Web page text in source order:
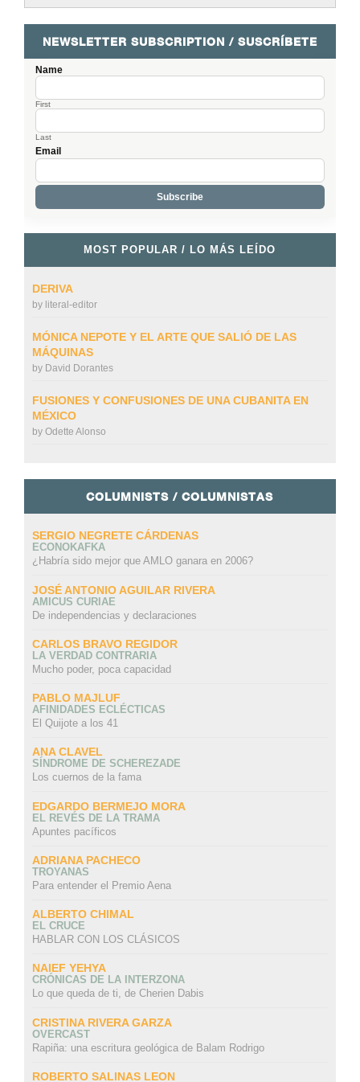
NEWSLETTER SUBSCRIPTION / SUSCRÍBETE
Name
First
Last
Email
MOST POPULAR / LO MÁS LEÍDO
DERIVA
by literal-editor
MÓNICA NEPOTE Y EL ARTE QUE SALIÓ DE LAS
MÁQUINAS
by David Dorantes
FUSIONES Y CONFUSIONES DE UNA CUBANITA EN
MÉXICO
by Odette Alonso
COLUMNISTS / COLUMNISTAS
SERGIO NEGRETE CÁRDENAS
ECONOKAFKA
¿Habría sido mejor que AMLO ganara en 2006?
JOSÉ ANTONIO AGUILAR RIVERA
AMICUS CURIAE
De independencias y declaraciones
CARLOS BRAVO REGIDOR
LA VERDAD CONTRARIA
Mucho poder, poca capacidad
PABLO MAJLUF
AFINIDADES ECLÉCTICAS
El Quijote a los 41
ANA CLAVEL
SÍNDROME DE SCHEREZADE
Los cuernos de la fama
EDGARDO BERMEJO MORA
EL REVÉS DE LA TRAMA
Apuntes pacíficos
ADRIANA PACHECO
TROYANAS
Para entender el Premio Aena
ALBERTO CHIMAL
EL CRUCE
HABLAR CON LOS CLÁSICOS
NAIEF YEHYA
CRÓNICAS DE LA INTERZONA
Lo que queda de ti, de Cherien Dabis
CRISTINA RIVERA GARZA
OVERCAST
Rapiña: una escritura geológica de Balam Rodrigo
ROBERTO SALINAS LEON